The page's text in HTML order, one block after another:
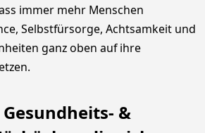
immer mehr Menschen
Selbstfürsorge, Achtsamkeit und
ganz oben auf ihre
&